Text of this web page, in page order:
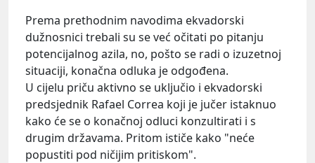
Prema prethodnim navodima ekvadorski
dužnosnici trebali su se već očitati po pitanju
potencijalnog azila, no, pošto se radi o izuzetnoj
situaciji, konačna odluka je odgođena.
U cijelu priču aktivno se uključio i ekvadorski
predsjednik Rafael Correa koji je jučer istaknuo
kako će se o konačnoj odluci konzultirati i s
drugim državama. Pritom ističe kako "neće
popustiti pod ničijim pritiskom".